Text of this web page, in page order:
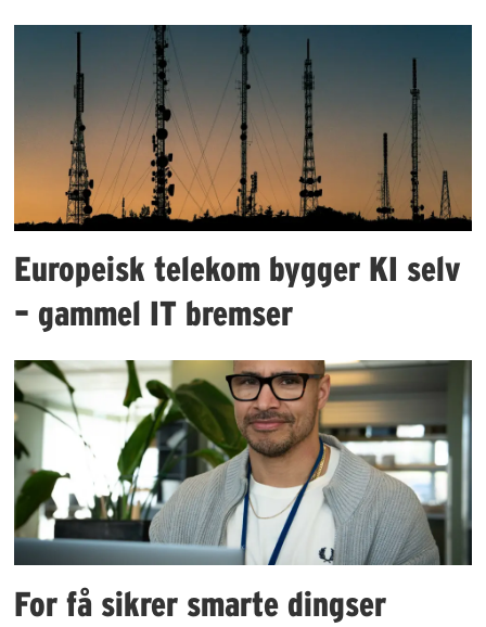
Europeisk telekom bygger KI selv
– gammel IT bremser
For få sikrer smarte dingser